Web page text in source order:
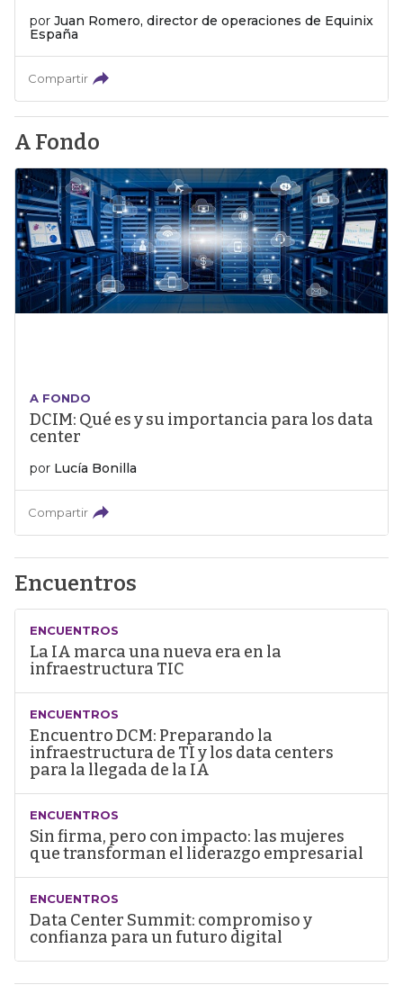
por Juan Romero, director de operaciones de Equinix
España
Compartir
A Fondo
A FONDO
DCIM: Qué es y su importancia para los data
center
por Lucía Bonilla
Compartir
Encuentros
ENCUENTROS
La IA marca una nueva era en la
infraestructura TIC
ENCUENTROS
Encuentro DCM: Preparando la
infraestructura de TI y los data centers
para la llegada de la IA
ENCUENTROS
Sin firma, pero con impacto: las mujeres
que transforman el liderazgo empresarial
ENCUENTROS
Data Center Summit: compromiso y
confianza para un futuro digital